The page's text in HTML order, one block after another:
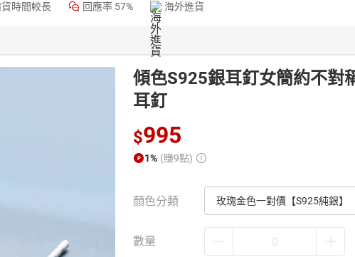
時間較長 回應率 57% 海外進貨
傾色S925銀耳釘女簡約不對
耳釘
$995
1% (賺9點)
顏色分類 玫瑰金色一對價【S925純銀】
數量